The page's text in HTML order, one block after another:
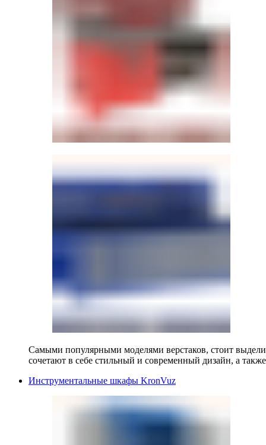
Самыми популярными моделями верстаков, стоит
сочетают в себе стильный и современный дизайн, а
Инструментальные шкафы KronVuz